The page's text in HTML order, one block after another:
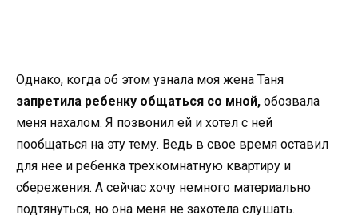
Однако, когда об этом узнала моя жена Таня
запретила ребенку общаться со мной, обозвала
меня нахалом. Я позвонил ей и хотел с ней
пообщаться на эту тему. Ведь в свое время оставил
для нее и ребенка трехкомнатную квартиру и
сбережения. А сейчас хочу немного материально
подтянуться, но она меня не захотела слушать.